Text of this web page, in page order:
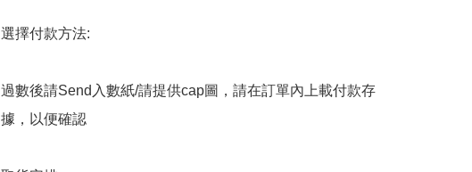
選擇付款方法:
過數後請Send入數紙/請提供cap圖，請在訂單內上載付款存
據，以便確認